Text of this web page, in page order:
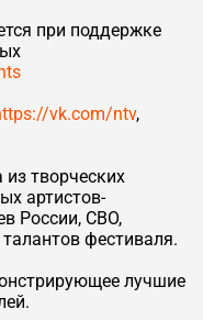
при поддержке
vk.com/ntv,
творческих
артистов-
России, СВО,
фестиваля.
лучшие